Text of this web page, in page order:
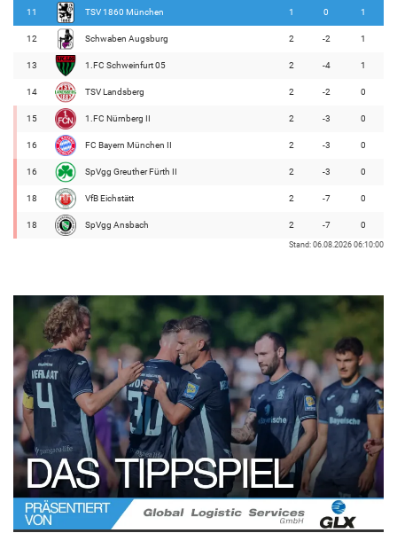
11 TSV 1860 München 1 0 1
12 Schwaben Augsburg 2 -2 1
13 1.FC Schweinfurt 05 2 -4 1
14 TSV Landsberg 2 -2 0
15 1.FC Nürnberg II 2 -3 0
16 FC Bayern München II 2 -3 0
16 SpVgg Greuther Fürth II 2 -3 0
18 VfB Eichstätt 2 -7 0
18 SpVgg Ansbach 2 -7 0
Stand: 06.08.2026 06:10:00